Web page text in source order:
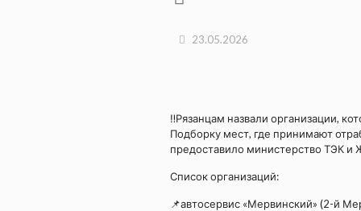
23.05.2026
‼Рязанцам назвали организации,
Подборку мест, где принимают
предоставило министерство ТЭК и
Список организаций:
📌автосервис «Мервинский» (2-й